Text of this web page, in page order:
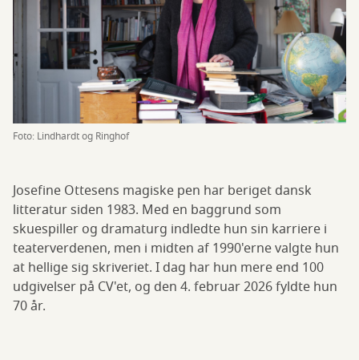
Foto: Lindhardt og Ringhof
Josefine Ottesens magiske pen har beriget dansk
litteratur siden 1983. Med en baggrund som
skuespiller og dramaturg indledte hun sin karriere i
teaterverdenen, men i midten af 1990'erne valgte hun
at hellige sig skriveriet. I dag har hun mere end 100
udgivelser på CV'et, og den 4. februar 2026 fyldte hun
70 år.